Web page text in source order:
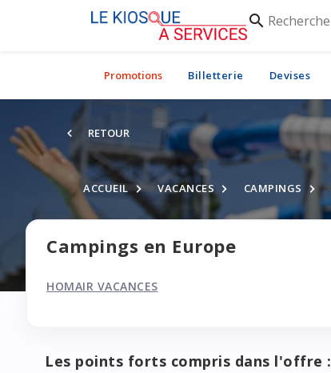
search
Rechercher
Promotions Billetterie Devises
RETOUR
ACCUEIL VACANCES CAMPINGS
Campings en Europe
HOMAIR VACANCES
Les points forts compris dans l'offre :